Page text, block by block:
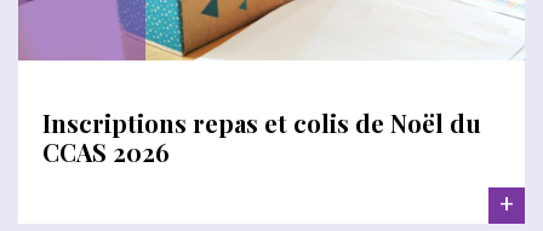
Inscriptions repas et colis de Noël du
CCAS 2026
+